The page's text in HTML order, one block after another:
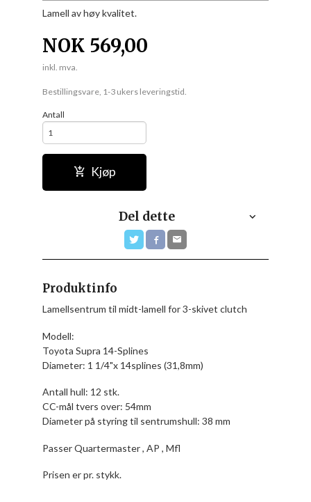
Lamell av høy kvalitet.
NOK 569,00
inkl. mva.
Bestillingsvare, 1-3 ukers leveringstid.
Antall
Kjøp
Del dette
Produktinfo
Lamellsentrum til midt-lamell for 3-skivet clutch
Modell:
Toyota Supra 14-Splines
Diameter: 1 1/4"x 14splines (31,8mm)
Antall hull: 12 stk.
CC-mål tvers over: 54mm
Diameter på styring til sentrumshull: 38 mm
Passer Quartermaster , AP , Mfl
Prisen er pr. stykk.